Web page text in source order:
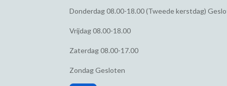
Donderdag08.00-18.00 (Tweede kerstdag)
Vrijdag08.00-18.00
Zaterdag08.00-17.00
ZondagGesloten